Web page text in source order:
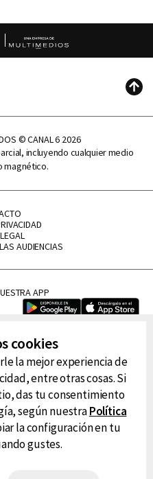
© CANAL 6 2026
incluyendo cualquier medio
magnético.
AUDIENCIAS
APP
cookies
la mejor experiencia de
entre otras cosas. Si
das tu consentimiento
según nuestraPolítica
la configuración en tu
gustes.